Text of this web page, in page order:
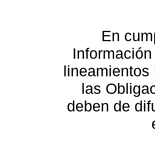
En
lineamientos
las
deben de